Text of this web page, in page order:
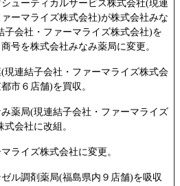
ューティカルサービス株式会社(現連
ーマライズ株式会社)が株式会社みな
子会社・ファーマライズ株式会社)を
号を株式会社みなみ薬局に変更。
現連結子会社・ファーマライズ株式会
市６店舗)を買収。
薬局(現連結子会社・ファーマライズ
会社に改組。
ライズ株式会社に変更。
ル調剤薬局(福島県内９店舗)を吸収